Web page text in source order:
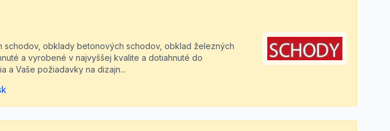
schodov, obklady betonových schodov, obklad železných
a vyrobené v najvyššej kvalite a dotiahnuté do
a Vaše požiadavky na dizajn...